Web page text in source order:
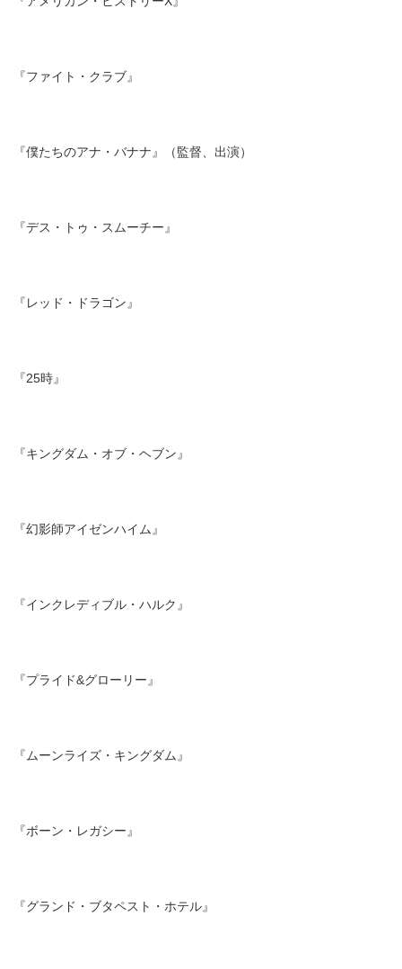
『ファイト・クラブ』
『僕たちのアナ・バナナ』（監督、出演）
『デス・トゥ・スムーチー』
『レッド・ドラゴン』
『25時』
『キングダム・オブ・ヘブン』
『幻影師アイゼンハイム』
『インクレディブル・ハルク』
『プライド&グローリー』
『ムーンライズ・キングダム』
『ボーン・レガシー』
『グランド・ブタペスト・ホテル』